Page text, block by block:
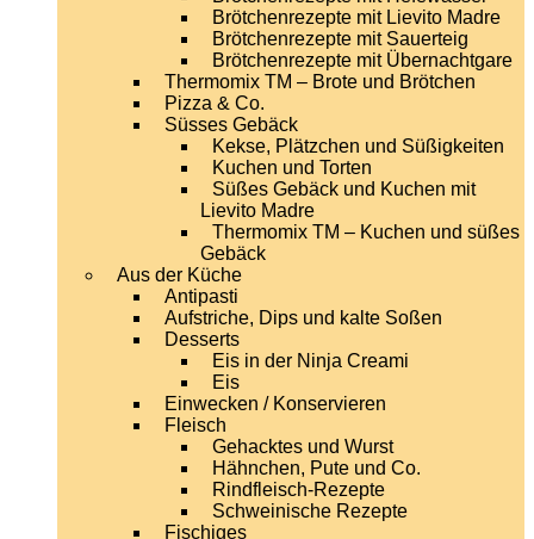
Brötchenrezepte mit Lievito Madre
Brötchenrezepte mit Sauerteig
Brötchenrezepte mit Übernachtgare
Thermomix TM – Brote und Brötchen
Pizza & Co.
Süsses Gebäck
Kekse, Plätzchen und Süßigkeiten
Kuchen und Torten
Süßes Gebäck und Kuchen mit
Lievito Madre
Thermomix TM – Kuchen und süßes
Gebäck
Aus der Küche
Antipasti
Aufstriche, Dips und kalte Soßen
Desserts
Eis in der Ninja Creami
Eis
Einwecken / Konservieren
Fleisch
Gehacktes und Wurst
Hähnchen, Pute und Co.
Rindfleisch-Rezepte
Schweinische Rezepte
Fischiges